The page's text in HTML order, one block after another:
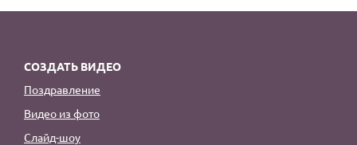
СОЗДАТЬ ВИДЕО
Поздравление
Видео из фото
Слайд-шоу